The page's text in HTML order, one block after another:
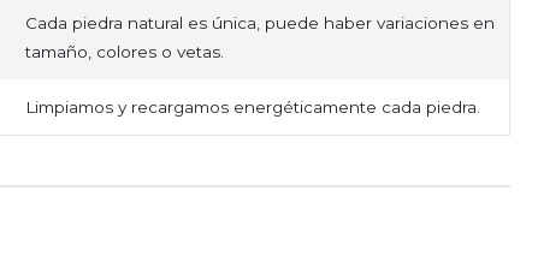
Cada piedra natural es única, puede haber variaciones en
tamaño, colores o vetas.
Limpiamos y recargamos energéticamente cada piedra.